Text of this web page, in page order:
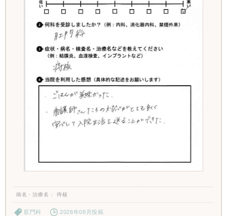
病名・治療名 痔核
肛門科 2026年08月投稿